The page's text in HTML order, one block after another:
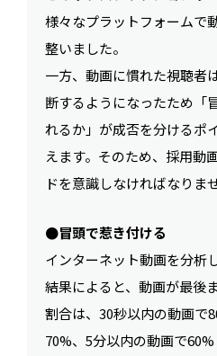
様々なプラットフォームで
整いました。
一方、動画に慣れた視聴者
断するようになったため「
れるか」が成否を分けるポ
えます。そのため、採用動
ドを意識しなければなりま
●冒頭で惹き付ける
インターネット動画を分析
結果によると、動画が最後
割合は、30秒以内の動画で
70%、5分以内の動画で